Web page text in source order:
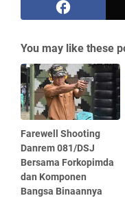
You may like these
Farewell Shooting
Danrem 081/DSJ
Bersama Forkopimda
dan Komponen
Bangsa Binaannya